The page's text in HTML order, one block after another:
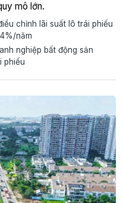
mô lớn.
chỉnh lãi suất lô trái phiếu
năm
nghiệp bất động sản
phiếu